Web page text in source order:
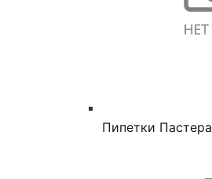
Пипетки Пастера